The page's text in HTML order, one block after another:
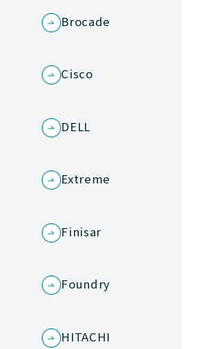
Brocade
Cisco
DELL
Extreme
Finisar
Foundry
HITACHI